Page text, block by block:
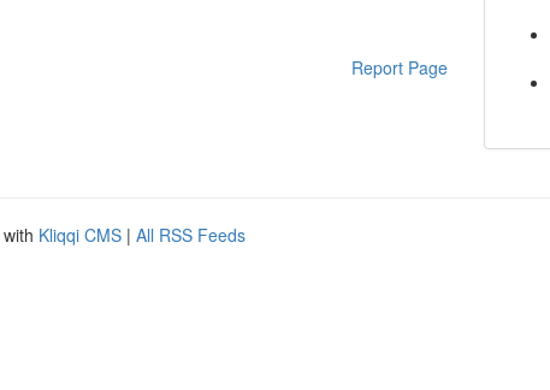
Report Page
Kliqqi CMS | All RSS Feeds